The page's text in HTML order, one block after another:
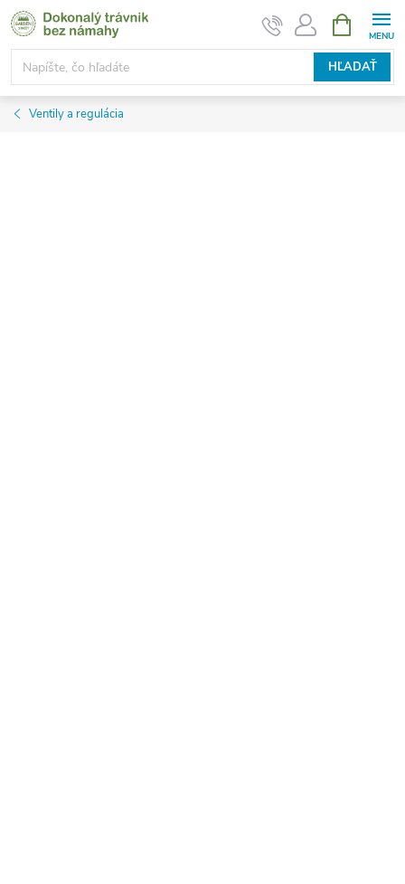
Prejsť
na
obsah
HĽADAŤ
KOŠÍK
Ventily a regulácia